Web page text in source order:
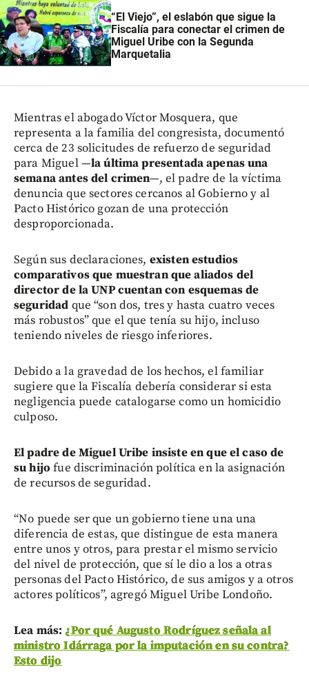
“El Viejo”, el eslabón que sigue la
Fiscalía para conectar el crimen de
Miguel Uribe con la Segunda
Marquetalia
Mientras el abogado Víctor Mosquera, que
representa a la familia del congresista, documentó
cerca de 23 solicitudes de refuerzo de seguridad
para Miguel —la última presentada apenas una
semana antes del crimen—, el padre de la víctima
denuncia que sectores cercanos al Gobierno y al
Pacto Histórico gozan de una protección
desproporcionada.
Según sus declaraciones, existen estudios
comparativos que muestran que aliados del
director de la UNP cuentan con esquemas de
seguridad que “son dos, tres y hasta cuatro veces
más robustos” que el que tenía su hijo, incluso
teniendo niveles de riesgo inferiores.
Debido a la gravedad de los hechos, el familiar
sugiere que la Fiscalía debería considerar si esta
negligencia puede catalogarse como un homicidio
culposo.
El padre de Miguel Uribe insiste en que el caso de
su hijofue discriminación política en la asignación
de recursos de seguridad.
“No puede ser que un gobierno tiene una una
diferencia de estas, que distingue de esta manera
entre unos y otros, para prestar el mismo servicio
del nivel de protección, que sí le dio a los a otras
personas del Pacto Histórico, de sus amigos y a otros
actores políticos”, agregó Miguel Uribe Londoño.
Lea más: ¿Por qué Augusto Rodríguez señala al
ministro Idárraga por la imputación en su contra?
Esto dijo